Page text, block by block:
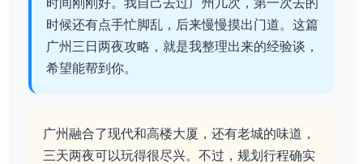
时候还有点手忙脚乱，后来慢慢摸出门道。这篇
广州三日两夜攻略，就是我整理出来的经验谈，
希望能帮到你。
广州融合了现代和高楼大厦，还有老城的味道，
三天两夜可以玩得很尽兴。不过，规划行程确实